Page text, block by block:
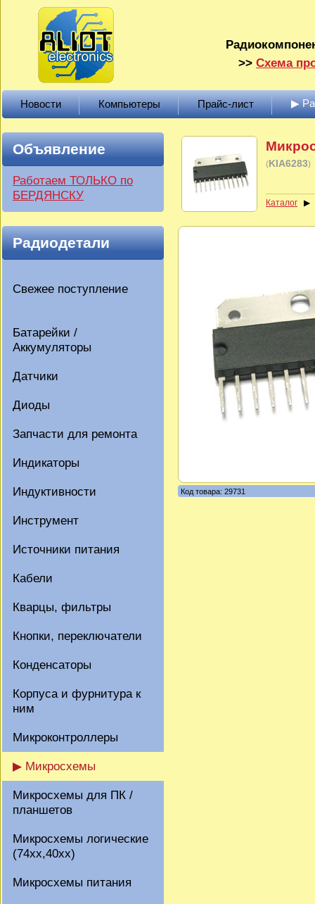
>> Схема
Новости Компьютеры Прайс-лист ▶
Объявление
Работаем ТОЛЬКО по
БЕРДЯНСКУ
Радиодетали
Свежее поступление
Батарейки /
Аккумуляторы
Датчики
Диоды
Запчасти для ремонта
Индикаторы
Индуктивности
Инструмент
Источники питания
Кабели
Кварцы, фильтры
Кнопки, переключатели
Конденсаторы
Корпуса и фурнитура к
ним
Микроконтроллеры
▶ Микросхемы
Микросхемы для ПК /
планшетов
Микросхемы логические
(74xx,40xx)
Микросхемы питания
(KIA6283)
Каталог
Код товара: 29731